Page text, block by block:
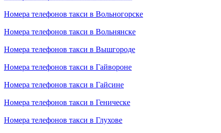
Номера телефонов такси в Вольногорске
Номера телефонов такси в Вольнянске
Номера телефонов такси в Вышгороде
Номера телефонов такси в Гайвороне
Номера телефонов такси в Гайсине
Номера телефонов такси в Геническе
Номера телефонов такси в Глухове